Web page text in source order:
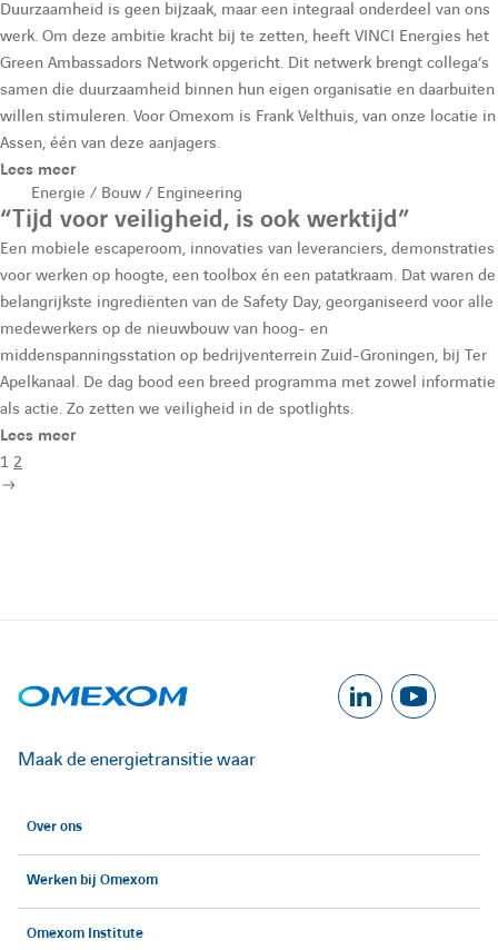
Duurzaamheid is geen bijzaak, maar een integraal onderdeel van ons
werk. Om deze ambitie kracht bij te zetten, heeft VINCI Energies het
Green Ambassadors Network opgericht. Dit netwerk brengt collega’s
samen die duurzaamheid binnen hun eigen organisatie en daarbuiten
willen stimuleren. Voor Omexom is Frank Velthuis, van onze locatie in
Assen, één van deze aanjagers.
Lees meer
Energie / Bouw / Engineering
“Tijd voor veiligheid, is ook werktijd”
Een mobiele escaperoom, innovaties van leveranciers, demonstraties
voor werken op hoogte, een toolbox én een patatkraam. Dat waren de
belangrijkste ingrediënten van de Safety Day, georganiseerd voor alle
medewerkers op de nieuwbouw van hoog- en
middenspanningsstation op bedrijventerrein Zuid-Groningen, bij Ter
Apelkanaal. De dag bood een breed programma met zowel informatie
als actie. Zo zetten we veiligheid in de spotlights.
Lees meer
1 2
Maak de energietransitie waar
Over ons
Werken bij Omexom
Omexom Institute
A
é
d
A
é
d